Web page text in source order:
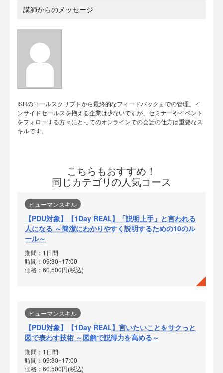
講師からのメッセージ
ISRのコールスクリプトから最終的なフィードバックまでの管理。イ
ンサイドセールスを抱える企業は少ないですが、セミナーやイベント
をフォローする方々にとってのオンラインでの会話の仕方は重要なス
キルです。
こちらもおすすめ！
同じカテゴリの人気コース
ヒューマンスキル
【PDU対象】【1Day REAL】「説明上手」と言われる
人になる ～簡潔にわかりやすく説明するための10のル
ール～
期間：1日間
時間：09:30~17:00
価格：60,500円(税込)
ヒューマンスキル
【PDU対象】【1Day REAL】言いたいことをサクっと
図で表わす技術 ～図解で説得力を高める～
期間：1日間
時間：09:30~17:00
価格：60,500円(税込)